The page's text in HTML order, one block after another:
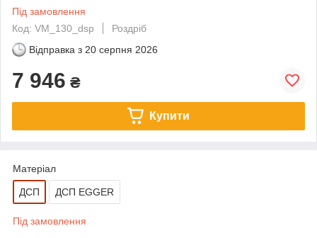
Під замовлення
Код: VM_130_dsp
Роздріб
Відправка з 20 серпня 2026
7 946 ₴
Купити
Матеріал
ДСП ДСП EGGER
Під замовлення